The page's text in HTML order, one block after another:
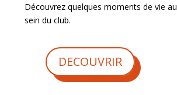
Découvrez quelques moments de vie au
sein du club.
DECOUVRIR